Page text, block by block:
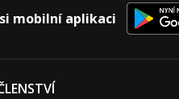
mobilní aplikaci